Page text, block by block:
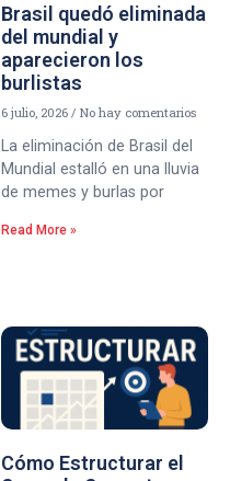
Brasil quedó eliminada
del mundial y
aparecieron los
burlistas
6 julio, 2026 No hay comentarios
La eliminación de Brasil del
Mundial estalló en una lluvia
de memes y burlas por
Read More »
Cómo Estructurar el